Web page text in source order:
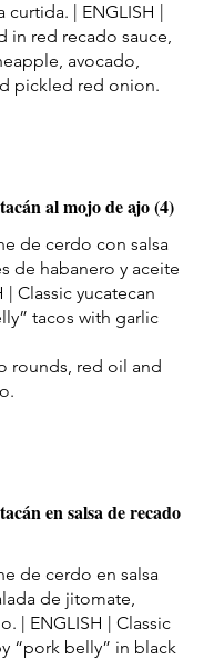
| ENGLISH |
in red recado sauce,
avocado,
al mojo de ajo (4)
de cerdo con salsa
de habanero y aceite
| Classic yucatecan
tacos with garlic
rounds, red oil and
en salsa de recado
de cerdo en salsa
de jitomate,
| ENGLISH | Classic
“pork belly” in black